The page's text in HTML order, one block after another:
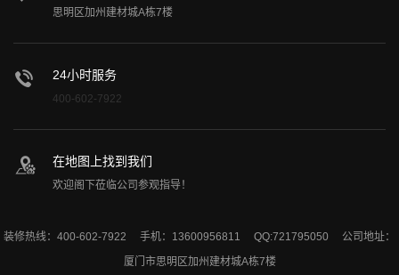
思明区加州建材城A栋7楼
24小时服务
400-602-7922
在地图上找到我们
欢迎阁下莅临公司参观指导！
装修热线：400-602-7922 手机：13600956811 QQ:721795050 公司地址：
厦门市思明区加州建材城A栋7楼